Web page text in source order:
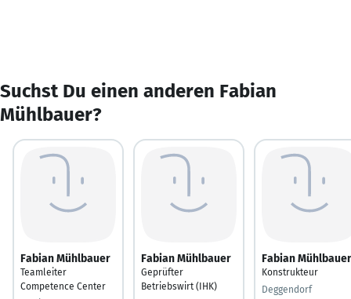
Suchst Du einen anderen Fabian
Mühlbauer?
Fabian Mühlbauer
Teamleiter
Competence Center
Fabian Mühlbauer
Geprüfter
Betriebswirt (IHK)
Fabian Mühlbauer
Konstrukteur
Deggendorf